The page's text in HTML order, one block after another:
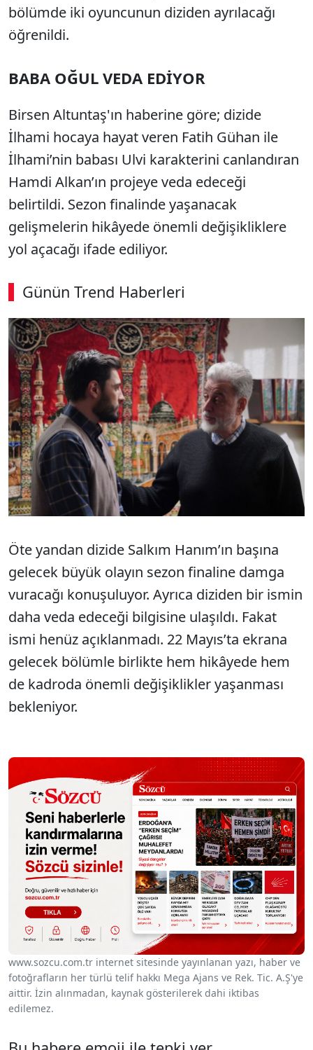
bölümde iki oyuncunun diziden ayrılacağı
öğrenildi.
BABA OĞUL VEDA EDİYOR
Birsen Altuntaş'ın haberine göre; dizide
İlhami hocaya hayat veren Fatih Gühan ile
İlhami’nin babası Ulvi karakterini canlandıran
Hamdi Alkan’ın projeye veda edeceği
belirtildi. Sezon finalinde yaşanacak
gelişmelerin hikâyede önemli değişikliklere
yol açacağı ifade ediliyor.
Günün Trend Haberleri
00:02 / 08:06
Öte yandan dizide Salkım Hanım’ın başına
gelecek büyük olayın sezon finaline damga
vuracağı konuşuluyor. Ayrıca diziden bir ismin
daha veda edeceği bilgisine ulaşıldı. Fakat
ismi henüz açıklanmadı. 22 Mayıs’ta ekrana
gelecek bölümle birlikte hem hikâyede hem
de kadroda önemli değişiklikler yaşanması
bekleniyor.
www.sozcu.com.tr internet sitesinde yayınlanan yazı, haber ve
fotoğrafların her türlü telif hakkı Mega Ajans ve Rek. Tic. A.Ş'ye
aittir. İzin alınmadan, kaynak gösterilerek dahi iktibas
edilemez.